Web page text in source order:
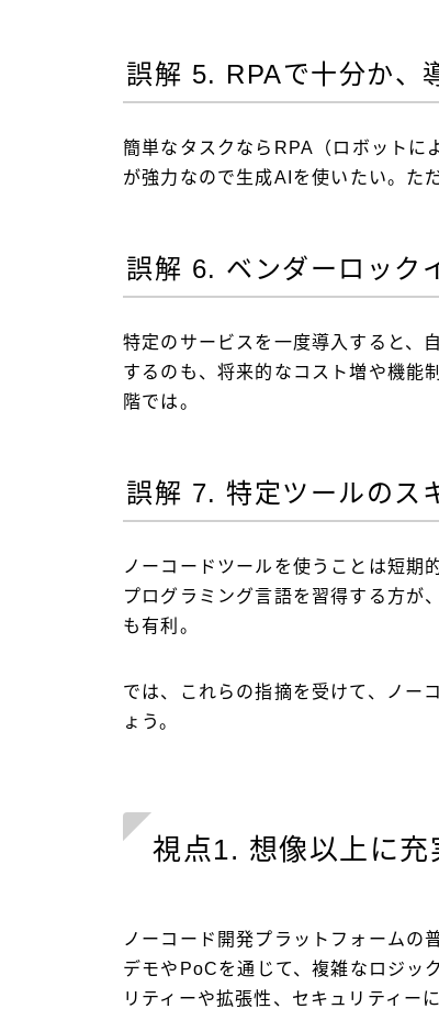
誤解 5. RPAで十分か、
簡単なタスクならRPA（ロボット
が強力なので生成AIを使いたい。た
誤解 6. ベンダーロック
特定のサービスを一度導入すると、
するのも、将来的なコスト増や機能
階では。
誤解 7. 特定ツールのス
ノーコードツールを使うことは短期
プログラミング言語を習得する方が
も有利。
では、これらの指摘を受けて、ノー
ょう。
視点1. 想像以上に
ノーコード開発プラットフォームの
デモやPoCを通じて、複雑なロジッ
リティーや拡張性、セキュリティー